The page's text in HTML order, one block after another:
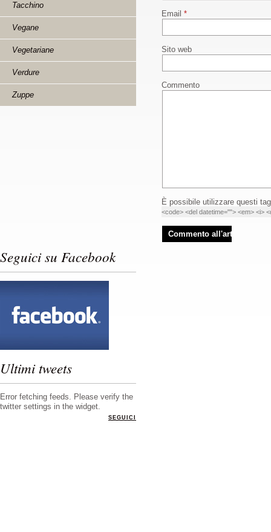
Tacchino
Vegane
Vegetariane
Verdure
Zuppe
Seguici su Facebook
Ultimi tweets
Error fetching feeds. Please verify the
twitter settings in the widget.
SEGUICI
Email *
Sito web
Commento
È possibile utilizzare questi
<code> <del datetime=""> <em> <i>